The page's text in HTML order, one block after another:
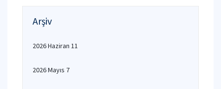
Arşiv
2026 Haziran 11
2026 Mayıs 7